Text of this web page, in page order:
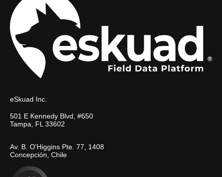
eSkuad Inc.
501 E Kennedy Blvd, #650
Tampa, FL 33602
Av. B. O'Higgins Pte. 77, 1408
Concepción, Chile